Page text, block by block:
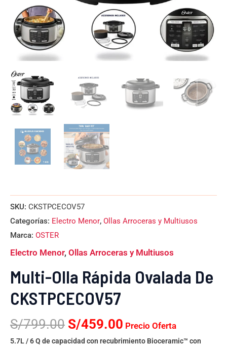
SKU: CKSTPCECOV57
Categorías: Electro Menor, Ollas Arroceras y Multiusos
Marca: OSTER
Electro Menor, Ollas Arroceras y Multiusos
Multi-Olla Rápida Ovalada De
CKSTPCECOV57
S/799.00 S/459.00 Precio Oferta
5.7L / 6 Q de capacidad con recubrimiento Bioceramic™ con